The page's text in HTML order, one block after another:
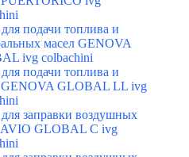
подачи топлива и
масел GENOVA
ivg colbachini
подачи топлива и
GENOVA GLOBAL LL ivg
заправки воздушных
AVIO GLOBAL C ivg